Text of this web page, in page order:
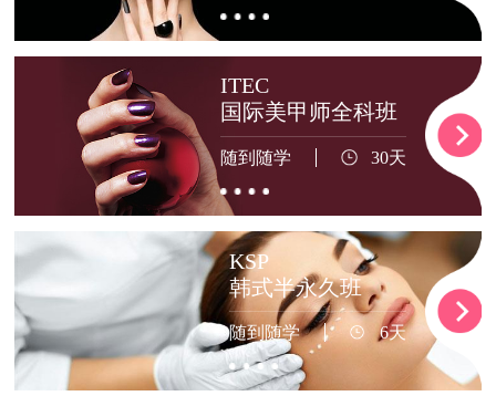
ITEC
国际美甲师全科班
随到随学 30天
KSP
韩式半永久班
随到随学 6天